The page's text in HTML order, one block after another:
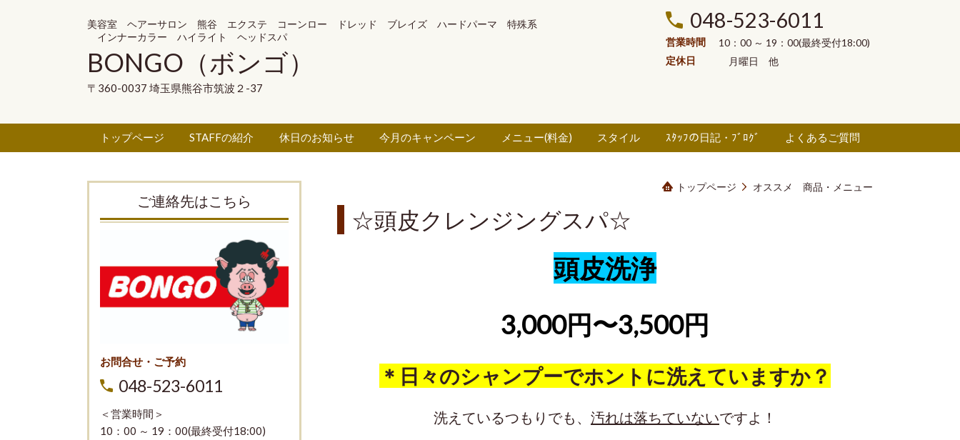
美容室 ヘアーサロン 熊谷 エクステ コーンロー ドレッド ブレイズ ハードパーマ 特殊系
インナーカラー ハイライト ヘッドスパ
BONGO（ボンゴ）
〒360-0037 埼玉県熊谷市筑波２-37
048-523-6011
営業時間
10：00 ～ 19：00(最終受付18:00)
定休日
月曜日 他
トップページ STAFFの紹介 休日のお知らせ 今月のキャンペーン メニュー(料金) スタイル ｽﾀｯﾌの日記・ﾌﾞﾛｸﾞ よくあるご質問
トップページ オススメ 商品・メニュー
☆頭皮クレンジングスパ☆
頭皮洗浄
3,000円〜3,500円
＊日々のシャンプーでホントに洗えていますか？
洗えているつもりでも、 汚れは落ちていないですよ！
ご連絡先はこちら
お問合せ・ご予約
048-523-6011
＜営業時間＞
10：00 ～ 19：00(最終受付18:00)